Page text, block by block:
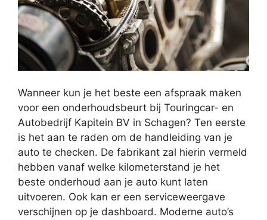
Wanneer kun je het beste een afspraak maken
voor een onderhoudsbeurt bij Touringcar- en
Autobedrijf Kapitein BV in Schagen? Ten eerste
is het aan te raden om de handleiding van je
auto te checken. De fabrikant zal hierin vermeld
hebben vanaf welke kilometerstand je het
beste onderhoud aan je auto kunt laten
uitvoeren. Ook kan er een serviceweergave
verschijnen op je dashboard. Moderne auto’s